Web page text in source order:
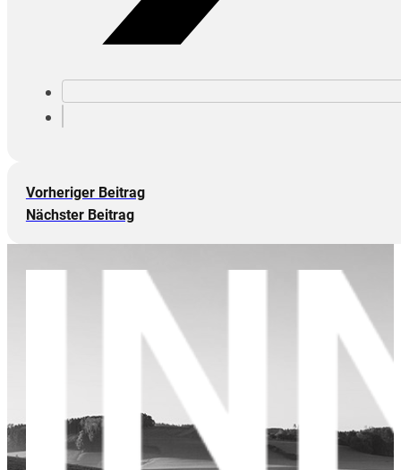
Vorheriger Beitrag
Nächster Beitrag